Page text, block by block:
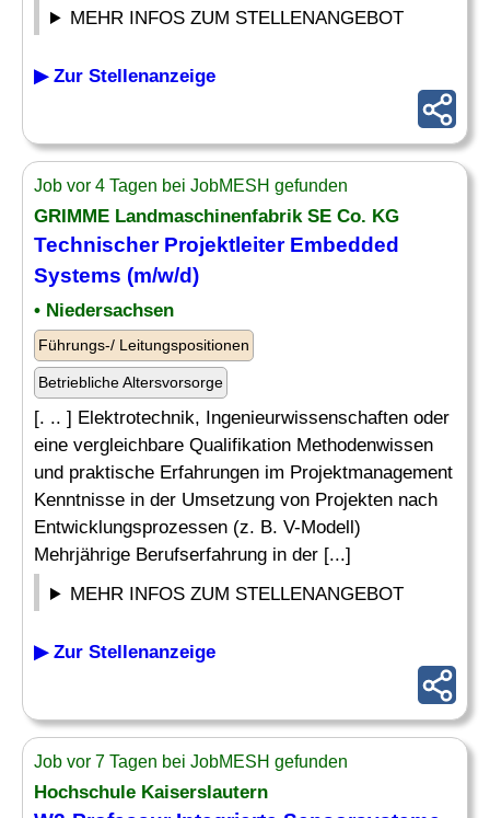
MEHR INFOS ZUM STELLENANGEBOT
▶ Zur Stellenanzeige
Job vor 4 Tagen bei JobMESH gefunden
GRIMME Landmaschinenfabrik SE Co. KG
Technischer Projektleiter Embedded
Systems (m/w/d)
• Niedersachsen
Führungs-/ Leitungspositionen
Betriebliche Altersvorsorge
[. .. ] Elektrotechnik, Ingenieurwissenschaften oder
eine vergleichbare Qualifikation Methodenwissen
und praktische Erfahrungen im Projektmanagement
Kenntnisse in der Umsetzung von Projekten nach
Entwicklungsprozessen (z. B. V-Modell)
Mehrjährige Berufserfahrung in der [...]
MEHR INFOS ZUM STELLENANGEBOT
▶ Zur Stellenanzeige
Job vor 7 Tagen bei JobMESH gefunden
Hochschule Kaiserslautern